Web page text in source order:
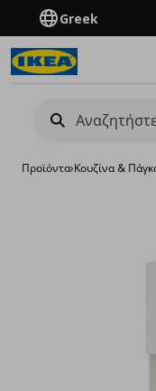
Greek
Προϊόντα›Κουζίνα &